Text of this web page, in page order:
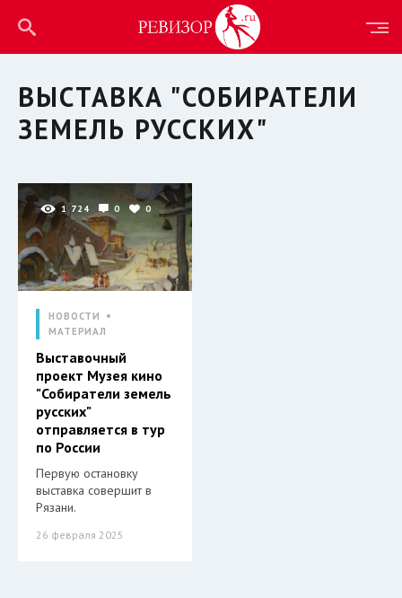
ВЫСТАВКА "СОБИРАТЕЛИ
ЗЕМЕЛЬ РУССКИХ"
1 724 0 0
НОВОСТИ
МАТЕРИАЛ
Выставочный
проект Музея кино
"Собиратели земель
русских"
отправляется в тур
по России
Первую остановку
выставка совершит в
Рязани.
26 февраля 2025